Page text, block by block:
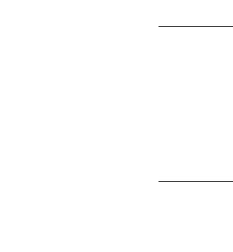
イベントレポート〜「産業用ド